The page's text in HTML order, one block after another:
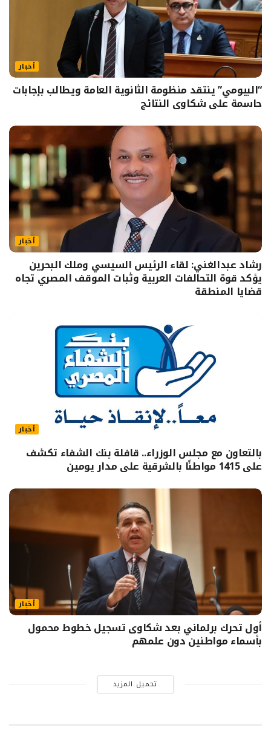
أخبار
“البيومي” ينتقد منظومة الثانوية العامة ويطالب بإجابات
حاسمة على شكاوى النتائج
أخبار
رشاد عبدالغني: لقاء الرئيس السيسي وملك البحرين
يؤكد قوة التحالفات العربية وثبات الموقف المصري تجاه
قضايا المنطقة
أخبار
بالتعاون مع مجلس الوزراء.. قافلة بنك الشفاء تكشف
على 1415 مواطنًا بالشرقية على مدار يومين
أخبار
أول تحرك برلماني بعد شكاوى تسجيل خطوط محمول
بأسماء مواطنين دون علمهم
تحميل المزيد